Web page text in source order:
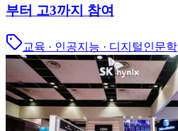
부터 고3까지 참여
교육 · 인공지능 · 디지털인문학